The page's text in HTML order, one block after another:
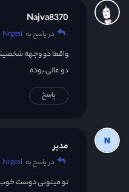
Najva8370
در پاسخ به Nrgesi
واقعا دو وجهه
دو عالی بوده
پاسخ
مدیر
در پاسخ به Nrgesi
تو میتونی دوست